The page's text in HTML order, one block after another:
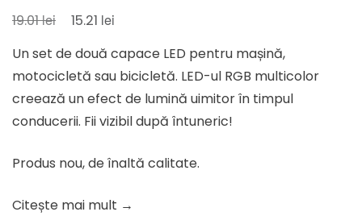
19.01lei
Prețul
a
fost:
19.01 lei.
15.21 lei
este:
15.21 lei.
Un set de două capace LED pentru mașină,
motocicletă sau bicicletă. LED-ul RGB multicolor
creează un efect de lumină uimitor în timpul
conducerii. Fii vizibil după întuneric!
Produs nou, de înaltă calitate.
Citește mai mult →